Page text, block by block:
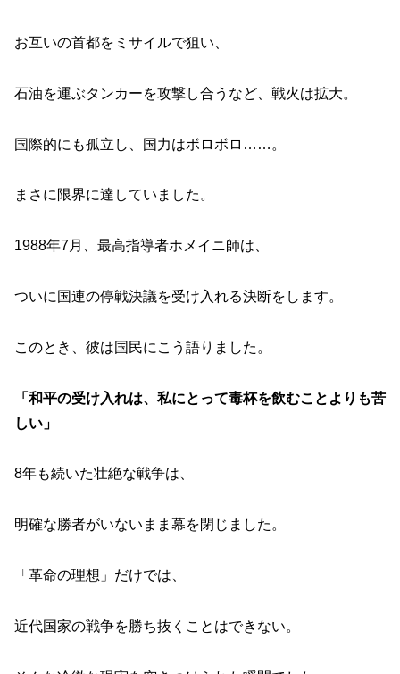
お互いの首都をミサイルで狙い、
石油を運ぶタンカーを攻撃し合うなど、戦火は拡大。
国際的にも孤立し、国力はボロボロ……。
まさに限界に達していました。
1988年7月、最高指導者ホメイニ師は、
ついに国連の停戦決議を受け入れる決断をします。
このとき、彼は国民にこう語りました。
「和平の受け入れは、私にとって毒杯を飲むことよりも苦
しい」
8年も続いた壮絶な戦争は、
明確な勝者がいないまま幕を閉じました。
「革命の理想」だけでは、
近代国家の戦争を勝ち抜くことはできない。